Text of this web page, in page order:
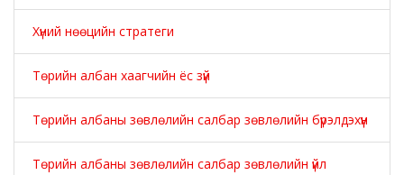
Хүний нөөцийн стратеги
Төрийн албан хаагчийн ёс зүй
Төрийн албаны зөвлөлийн салбар зөвлөлийн бүрэлдэхүүн
Төрийн албаны зөвлөлийн салбар зөвлөлийн үйл